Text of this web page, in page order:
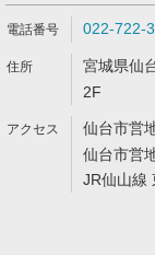
022-722-
宮城県仙
2F
仙台市営
仙台市営
JR仙山線